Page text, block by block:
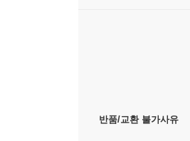
반품/교환 불가사유